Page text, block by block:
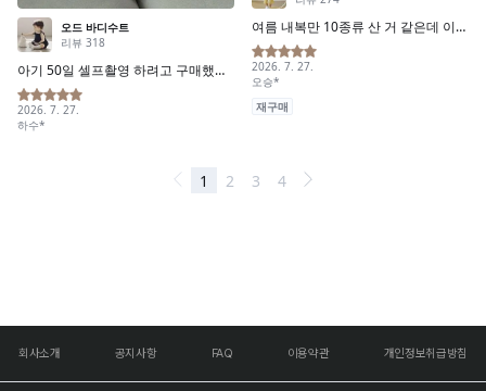
회사소개 공지사항 FAQ 이용약관 개인정보취급방침